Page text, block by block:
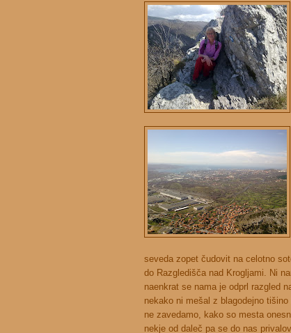
seveda zopet čudovit na celotno
do Razgledišča nad Krogljami. Ni
naenkrat se nama je odprl razgled
nekako ni mešal z blagodejno
ne zavedamo, kako so mesta
nekje od daleč pa se do nas